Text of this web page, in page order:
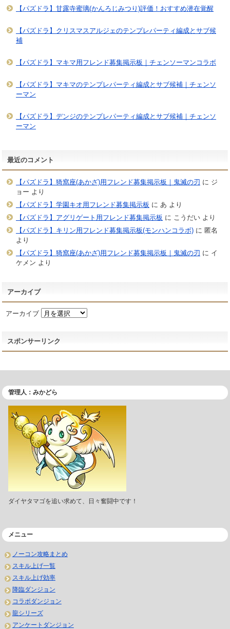
【パズドラ】甘露寺蜜璃(かんろじみつり)評価！おすすめ潜在覚醒
【パズドラ】クリスマスアルジェのテンプレパーティ編成とサブ候
補
【パズドラ】マキマ用フレンド募集掲示板｜チェンソーマンコラボ
【パズドラ】マキマのテンプレパーティ編成とサブ候補｜チェンソ
ーマン
【パズドラ】デンジのテンプレパーティ編成とサブ候補｜チェンソ
ーマン
最近のコメント
【パズドラ】猗窩座(あかざ)用フレンド募集掲示板｜鬼滅の刃 に ジ
ョー より
【パズドラ】学園キオ用フレンド募集掲示板 に あ より
【パズドラ】アグリゲート用フレンド募集掲示板 に こうだいより
【パズドラ】キリン用フレンド募集掲示板(モンハンコラボ)に 匿名
より
【パズドラ】猗窩座(あかざ)用フレンド募集掲示板｜鬼滅の刃 に イ
ケメン より
アーカイブ
アーカイブ
スポンサーリンク
管理人：みかどら
ダイヤタマゴを追い求めて、日々奮闘中です！
メニュー
ノーコン攻略まとめ
スキル上げ一覧
スキル上げ効率
降臨ダンジョン
コラボダンジョン
龍シリーズ
アンケートダンジョン